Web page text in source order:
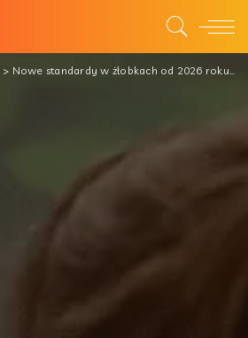
> Nowe standardy w żłobkach od 2026 roku. Technologia wspiera placówki w przygotowaniach do zmian